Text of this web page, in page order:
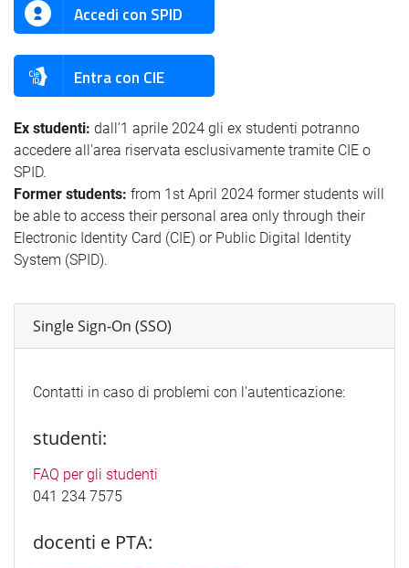
Accedi con SPID
Entra con CIE
Ex studenti: dall'1 aprile 2024 gli ex studenti potranno
accedere all'area riservata esclusivamente tramite CIE o
SPID.
Former students: from 1st April 2024 former students will
be able to access their personal area only through their
Electronic Identity Card (CIE) or Public Digital Identity
System (SPID).
Single Sign-On (SSO)
Contatti in caso di problemi con l'autenticazione:
studenti:
FAQ per gli studenti
041 234 7575
docenti e PTA: